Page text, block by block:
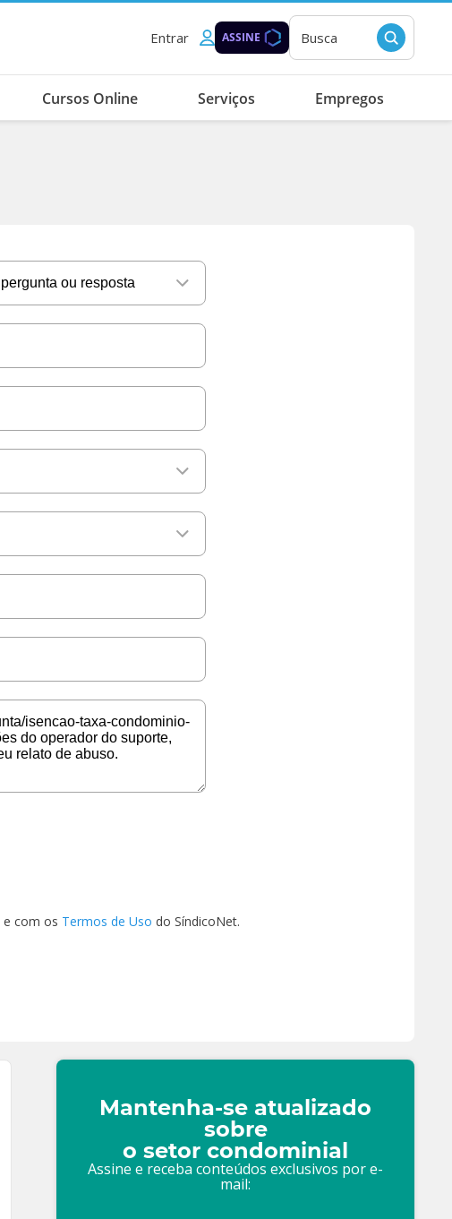
Entrar ASSINE Busca
Cursos Online Serviços Empregos
e com os Termos de Uso do SíndicoNet.
Mantenha-se atualizado
sobre
o setor condominial
Assine e receba conteúdos exclusivos por e-
mail: